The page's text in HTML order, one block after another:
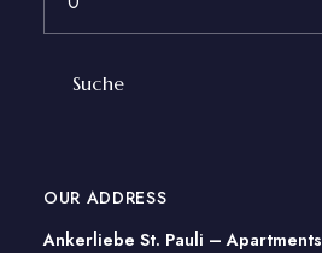
OUR ADDRESS
Ankerliebe St. Pauli – Apartments